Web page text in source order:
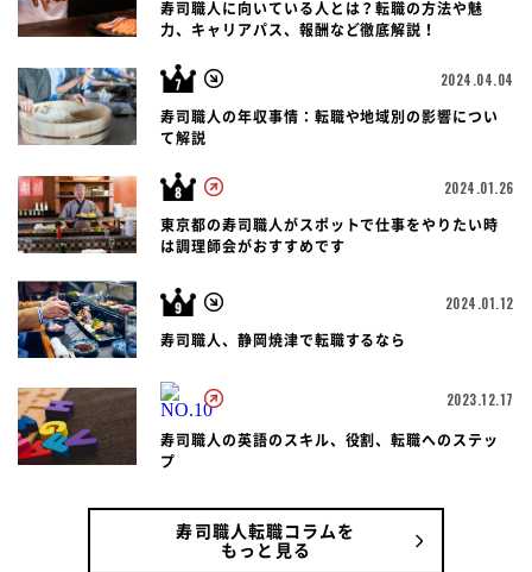
寿司職人に向いている人とは？転職の方法や魅
力、キャリアパス、報酬など徹底解説！
2024.04.04
寿司職人の年収事情：転職や地域別の影響につい
て解説
2024.01.26
東京都の寿司職人がスポットで仕事をやりたい時
は調理師会がおすすめです
2024.01.12
寿司職人、静岡焼津で転職するなら
2023.12.17
寿司職人の英語のスキル、役割、転職へのステッ
プ
寿司職人転職コラムを
もっと見る